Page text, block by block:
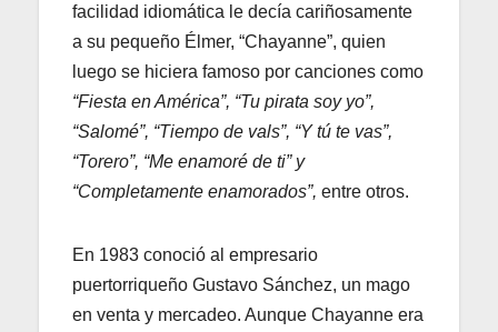
facilidad idiomática le decía cariñosamente
a su pequeño Élmer, “Chayanne”, quien
luego se hiciera famoso por canciones como
“Fiesta en América”, “Tu pirata soy yo”,
“Salomé”, “Tiempo de vals”, “Y tú te vas”,
“Torero”, “Me enamoré de ti” y
“Completamente enamorados”, entre otros.
En 1983 conoció al empresario
puertorriqueño Gustavo Sánchez, un mago
en venta y mercadeo. Aunque Chayanne era